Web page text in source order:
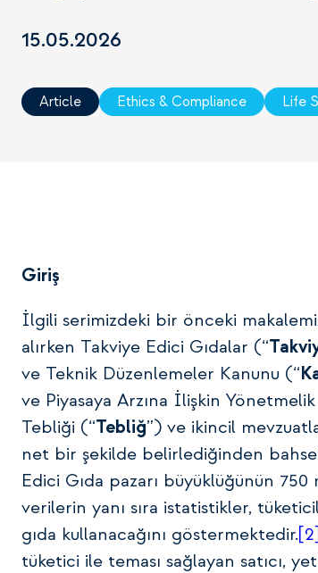
15.05.2026
Article Ethics & Compliance Life
Giriş
İlgili serimizdeki bir önceki
alırken Takviye Edici Gıdalar (“
ve Teknik Düzenlemeler Kanunu (“
ve Piyasaya Arzına İlişkin
Tebliği (“Tebliğ”) ve ikincil
net bir şekilde belirlediğinden
Edici Gıda pazarı büyüklüğünün
verilerin yanı sıra istatistikler,
gıda kullanacağını göstermektedir.[2]
tüketici ile teması sağlayan satıcı,